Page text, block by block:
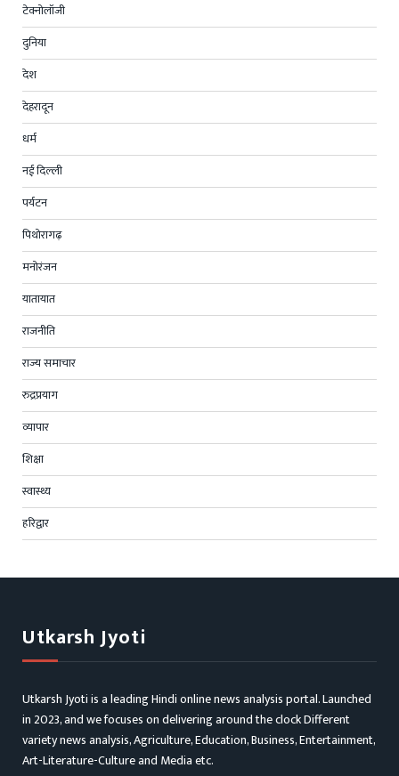
टेक्नोलॉजी
दुनिया
देश
देहरादून
धर्म
नई दिल्ली
पर्यटन
पिथोरागढ़
मनोरंजन
यातायात
राजनीति
राज्य समाचार
रुद्रप्रयाग
व्यापार
शिक्षा
स्वास्थ्य
हरिद्वार
Utkarsh Jyoti
Utkarsh Jyoti is a leading Hindi online news analysis portal. Launched
in 2023, and we focuses on delivering around the clock Different
variety news analysis, Agriculture, Education, Business, Entertainment,
Art-Literature-Culture and Media etc.